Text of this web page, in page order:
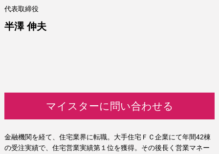
代表取締役
半澤 伸夫
マイスターに問い合わせる
金融機関を経て、住宅業界に転職。大手住宅ＦＣ企業にて年間42棟
の受注実績で、住宅営業実績第１位を獲得。その後長く営業マネー